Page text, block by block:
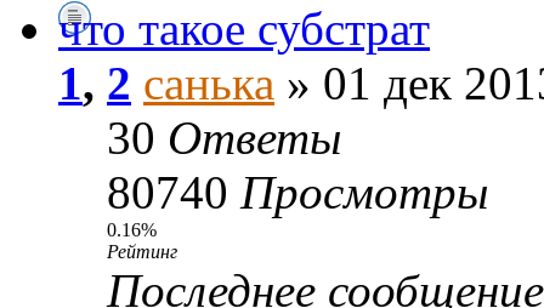
что такое субстрат
1, 2 санька » 01 дек
30 Ответы
80740 Просмотры
0.16%
Рейтинг
Последнее